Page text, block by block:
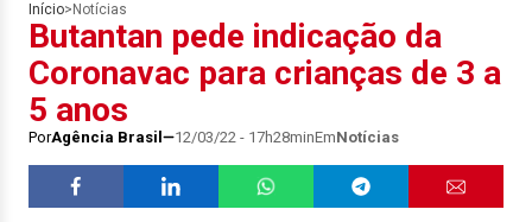
Início> Notícias
Butantan pede indicação da
Coronavac para crianças de 3 a
5 anos
PorAgência Brasil 12/03/22 - 17h28minEmNotícias